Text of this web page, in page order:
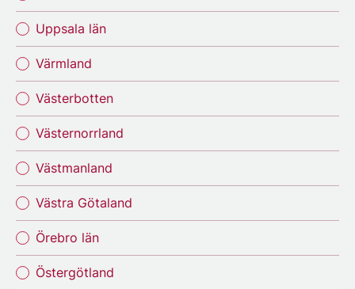
Uppsala län
Värmland
Västerbotten
Västernorrland
Västmanland
Västra Götaland
Örebro län
Östergötland